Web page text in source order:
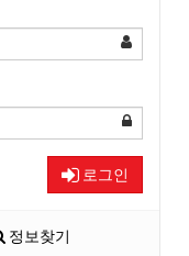
로그인
정보찾기